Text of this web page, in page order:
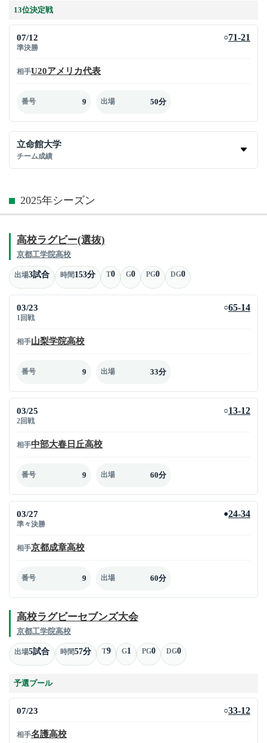
13位決定戦
07/12
準決勝
○71-21
相手U20アメリカ代表
番号 9 出場 50分
立命館大学
チーム成績
2025年シーズン
高校ラグビー(選抜)
京都工学院高校
出場3試合 時間153分 T0 G0 PG0 DG0
03/23
1回戦
○65-14
相手山梨学院高校
番号 9 出場 33分
03/25
2回戦
○13-12
相手中部大春日丘高校
番号 9 出場 60分
03/27
準々決勝
●24-34
相手京都成章高校
番号 9 出場 60分
高校ラグビーセブンズ大会
京都工学院高校
出場5試合 時間57分 T9 G1 PG0 DG0
予選プール
07/23 ○33-12
相手名護高校